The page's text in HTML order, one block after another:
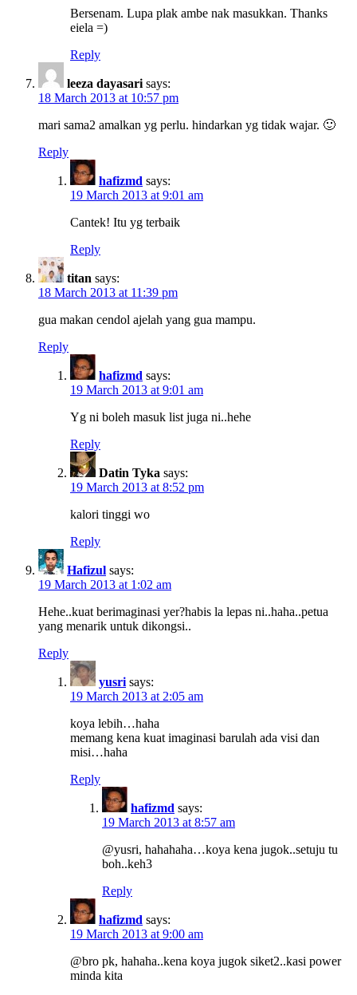
Bersenam. Lupa plak ambe nak masukkan. Thanks
eiela =)
Reply
leeza dayasari says:
18 March 2013 at 10:57 pm
mari sama2 amalkan yg perlu. hindarkan yg tidak wajar. 🙂
Reply
hafizmd says:
19 March 2013 at 9:01 am
Cantek! Itu yg terbaik
Reply
titan says:
18 March 2013 at 11:39 pm
gua makan cendol ajelah yang gua mampu.
Reply
hafizmd says:
19 March 2013 at 9:01 am
Yg ni boleh masuk list juga ni..hehe
Reply
Datin Tyka says:
19 March 2013 at 8:52 pm
kalori tinggi wo
Reply
Hafizul says:
19 March 2013 at 1:02 am
Hehe..kuat berimaginasi yer?habis la lepas ni..haha..petua
yang menarik untuk dikongsi..
Reply
yusri says:
19 March 2013 at 2:05 am
koya lebih…haha
memang kena kuat imaginasi barulah ada visi dan
misi…haha
Reply
hafizmd says:
19 March 2013 at 8:57 am
@yusri, hahahaha…koya kena jugok..setuju tu
boh..keh3
Reply
hafizmd says:
19 March 2013 at 9:00 am
@bro pk, hahaha..kena koya jugok siket2..kasi power
minda kita